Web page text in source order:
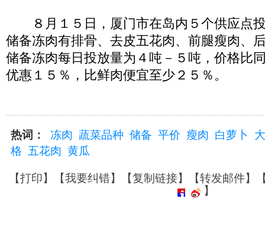
８月１５日，厦门市在岛内５个供应点
储备冻肉有排骨、去皮五花肉、前腿瘦肉、
储备冻肉每日投放量为４吨－５吨，价格比
优惠１５％，比鲜肉便宜至少２５％。
热词： 冻肉 蔬菜品种 储备 平价 瘦肉 白萝卜
格 五花肉 黄瓜
【打印】【我要纠错】【复制链接】【转发邮件】
】